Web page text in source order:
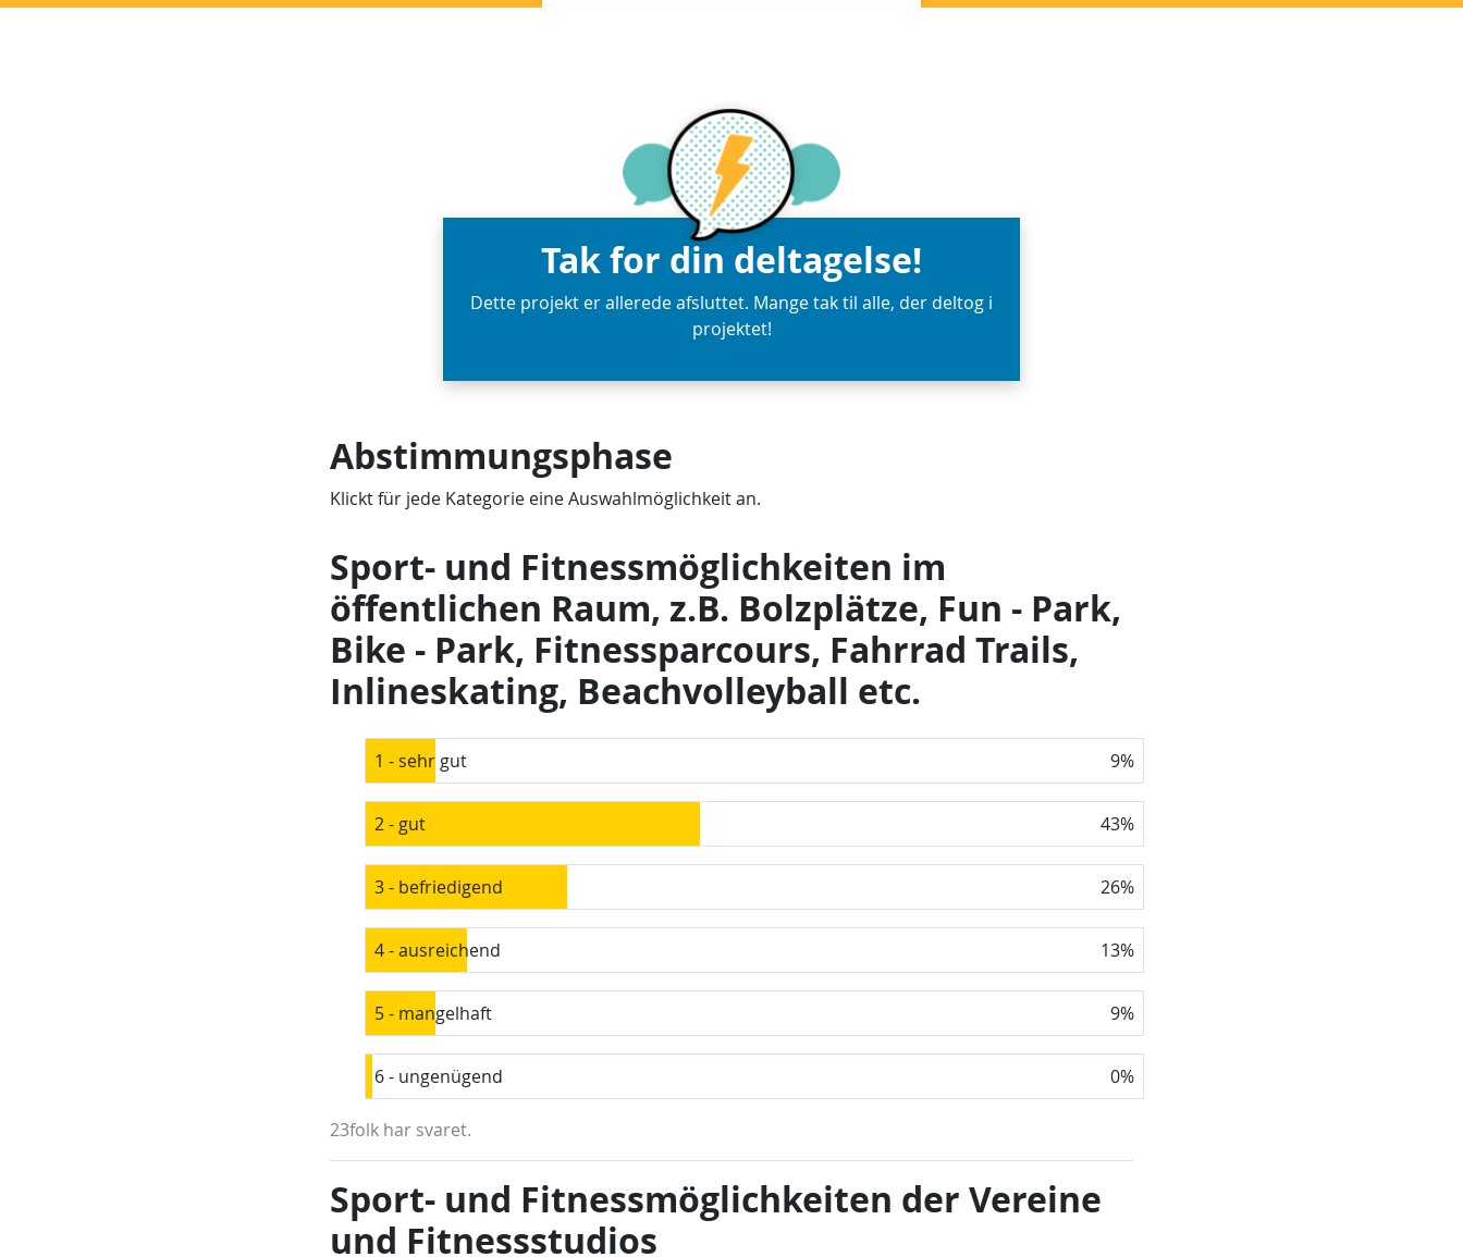
Tak for din deltagelse!
Dette projekt er allerede afsluttet. Mange tak til alle, der deltog i
projektet!
Abstimmungsphase
Klickt für jede Kategorie eine Auswahlmöglichkeit an.
Sport- und Fitnessmöglichkeiten im
öffentlichen Raum, z.B. Bolzplätze, Fun - Park,
Bike - Park, Fitnessparcours, Fahrrad Trails,
Inlineskating, Beachvolleyball etc.
9%
1 - sehr gut
43%
2 - gut
26%
3 - befriedigend
13%
4 - ausreichend
9%
5 - mangelhaft
0%
6 - ungenügend
23folk har svaret.
Sport- und Fitnessmöglichkeiten der Vereine
und Fitnessstudios